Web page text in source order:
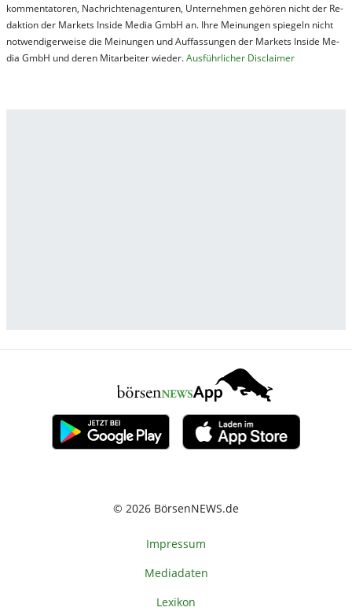
kom­men­ta­tor­en, Nach­rich­ten­ag­en­tur­en, Un­ter­neh­men ge­hör­en nicht der Re­
dak­tion der Mar­kets In­side Me­dia GmbH an. Ihre Mei­nung­en spie­geln nicht
not­wen­di­ger­wei­se die Mei­nung­en und Auf­fas­sung­en der Mar­kets In­side Me­
dia GmbH und de­ren Mit­ar­bei­ter wie­der.Aus­führ­lich­er Dis­clai­mer
© 2026 BörsenNEWS.de
Impressum
Mediadaten
Lexikon